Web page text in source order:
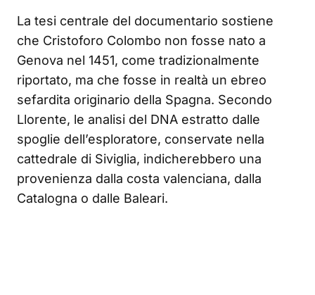
La tesi centrale del documentario sostiene
che Cristoforo Colombo non fosse nato a
Genova nel 1451, come tradizionalmente
riportato, ma che fosse in realtà un ebreo
sefardita originario della Spagna. Secondo
Llorente, le analisi del DNA estratto dalle
spoglie dell’esploratore, conservate nella
cattedrale di Siviglia, indicherebbero una
provenienza dalla costa valenciana, dalla
Catalogna o dalle Baleari.